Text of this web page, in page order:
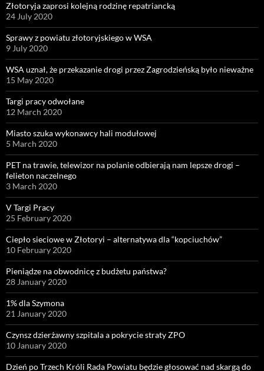
Złotoryja zaprosi kolejną rodzinę repatriancką
24 July 2020
Sprawy z powiatu złotoryjskiego w WSA
9 July 2020
WSA uznał, że przekazanie drogi przez Zagrodzieńską było nieważne
15 May 2020
Targi pracy odwołane
12 March 2020
Miasto szuka wykonawcy hali modułowej
5 March 2020
PET na trawie, telewizor na polanie odbierają nam lepsze drogi –
felieton naczelnego
3 March 2020
V Targi Pracy
25 February 2020
Ciepło sieciowe w Złotoryi – alternatywa dla “kopciuchów”
10 February 2020
Pieniądze na obwodnicę z budżetu państwa?
28 January 2020
1% dla Szymona
21 January 2020
Czynsz dzierżawny szpitala a pokrycie straty ZPO
10 January 2020
Dzień po Trzech Króli Rada Powiatu będzie głosować nad skargą do